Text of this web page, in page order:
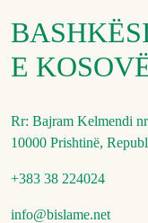
E
Rr: Bajram Kelmendi
10000 Prishtinë,
+383 38 224024
info@bislame.net